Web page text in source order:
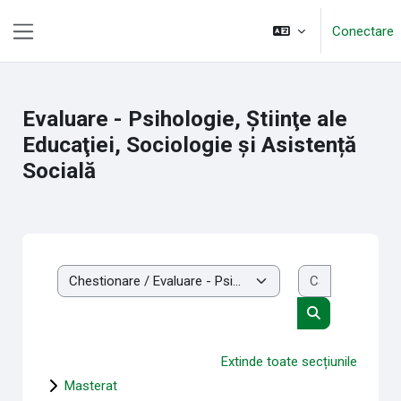
Conectare
Evaluare - Psihologie, Ştiinţe ale
Educaţiei, Sociologie și Asistență
Socială
Categorii curs
Caută cursuri
Extinde toate secțiunile
Masterat